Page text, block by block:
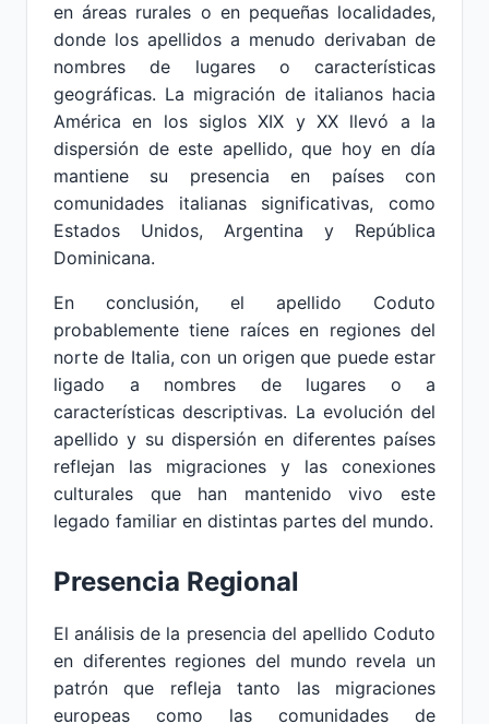
en áreas rurales o en pequeñas localidades,
donde los apellidos a menudo derivaban de
nombres de lugares o características
geográficas. La migración de italianos hacia
América en los siglos XIX y XX llevó a la
dispersión de este apellido, que hoy en día
mantiene su presencia en países con
comunidades italianas significativas, como
Estados Unidos, Argentina y República
Dominicana.
En conclusión, el apellido Coduto
probablemente tiene raíces en regiones del
norte de Italia, con un origen que puede estar
ligado a nombres de lugares o a
características descriptivas. La evolución del
apellido y su dispersión en diferentes países
reflejan las migraciones y las conexiones
culturales que han mantenido vivo este
legado familiar en distintas partes del mundo.
Presencia Regional
El análisis de la presencia del apellido Coduto
en diferentes regiones del mundo revela un
patrón que refleja tanto las migraciones
europeas como las comunidades de